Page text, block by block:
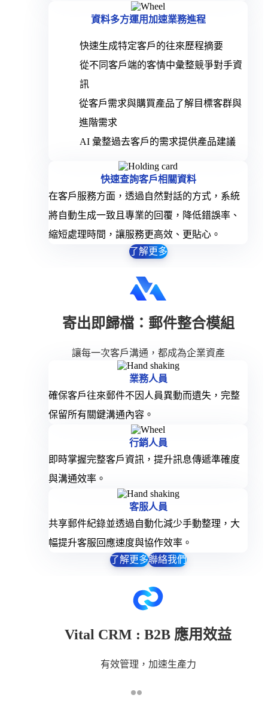
資料多方運用加速業務進程
快速生成特定客戶的往來歷程摘要
從不同客戶端的客情中彙整競爭對手資
訊
從客戶需求與購買產品了解目標客群與
進階需求
AI 彙整過去客戶的需求提供產品建議
快速查詢客戶相關資料
在客戶服務方面，透過自然對話的方式，系統
將自動生成一致且專業的回覆，降低錯誤率、
縮短處理時間，讓服務更高效、更貼心。
了解更多
寄出即歸檔：郵件整合模組
讓每一次客戶溝通，都成為企業資產
業務人員
確保客戶往來郵件不因人員異動而遺失，完整
保留所有關鍵溝通內容。
行銷人員
即時掌握完整客戶資訊，提升訊息傳遞準確度
與溝通效率。
客服人員
共享郵件紀錄並透過自動化減少手動整理，大
幅提升客服回應速度與協作效率。
了解更多聯絡我們
Vital CRM : B2B 應用效益
有效管理，加速生產力
有效管理客戶，獲得更多潛在機會
打造高效率、高滿意度的客服團隊